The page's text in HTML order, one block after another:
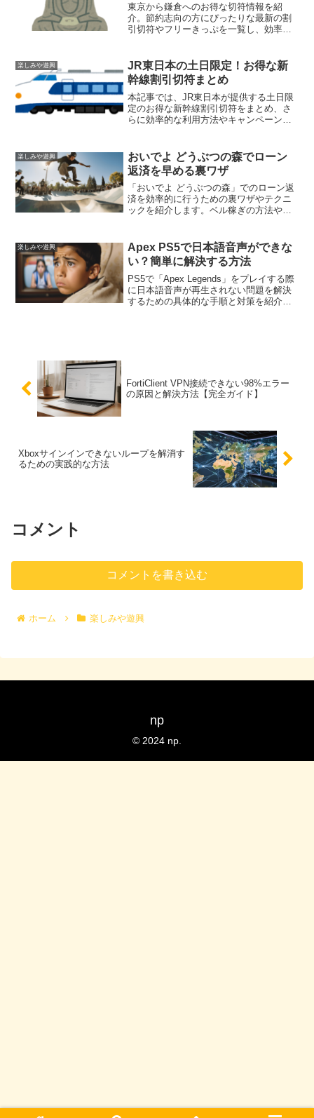
東京から鎌倉へのお得な切符情報を紹
介。節約志向の方にぴったりな最新の割
引切符やフリーきっぷを一覧し、効率的
楽しみや遊興
JR東日本の土日限定！お得な新
幹線割引切符まとめ
本記事では、JR東日本が提供する土日限
定のお得な新幹線割引切符をまとめ、さ
らに効率的な利用方法やキャンペーン情
と楽しみましょう。
楽しみや遊興
おいでよ どうぶつの森でローン
返済を早める裏ワザ
「おいでよ どうぶつの森」でのローン返
済を効率的に行うための裏ワザやテクニ
ックを紹介します。ベル稼ぎの方法やお
楽しみや遊興
Apex PS5で日本語音声ができな
い？簡単に解決する方法
PS5で「Apex Legends」をプレイする際
に日本語音声が再生されない問題を解決
するための具体的な手順と対策を紹介し
FortiClient VPN接続できない98%エラー
の原因と解決方法【完全ガイド】
Xboxサインインできないループを解消す
るための実践的な方法
コメント
コメントを書き込む
ホーム 楽しみや遊興
np
© 2024 np.